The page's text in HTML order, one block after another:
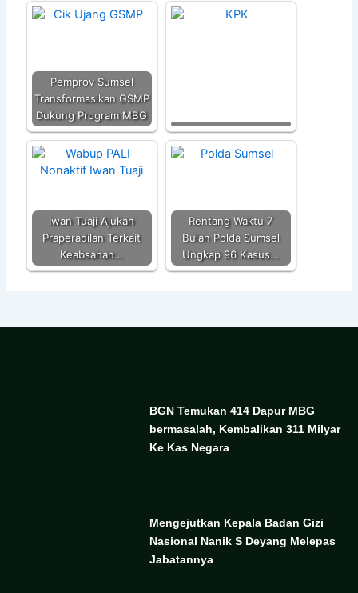
Pemprov Sumsel
Transformasikan GSMP
Dukung Program MBG
Iwan Tuaji Ajukan
Praperadilan Terkait
Keabsahan…
Rentang Waktu 7
Bulan Polda Sumsel
Ungkap 96 Kasus…
BGN Temukan 414 Dapur MBG
bermasalah, Kembalikan 311 Milyar
Ke Kas Negara
Mengejutkan Kepala Badan Gizi
Nasional Nanik S Deyang Melepas
Jabatannya